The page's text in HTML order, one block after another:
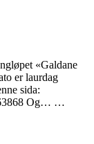
«Galdane
er laurdag
sida:
Og… …